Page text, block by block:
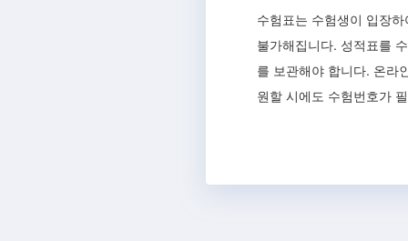
수험표는 수험생이 입장
불가해집니다. 성적표를
를 보관해야 합니다. 온라
원할 시에도 수험번호가